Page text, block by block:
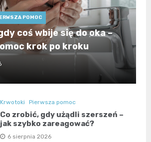
POMOC
coś wbije się do oka –
krok po kroku
Krwotoki Pierwsza pomoc
Co zrobić, gdy użądli szerszeń –
jak szybko zareagować?
6 sierpnia 2026